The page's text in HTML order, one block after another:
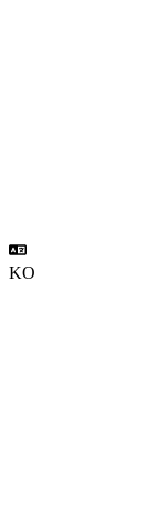
KO